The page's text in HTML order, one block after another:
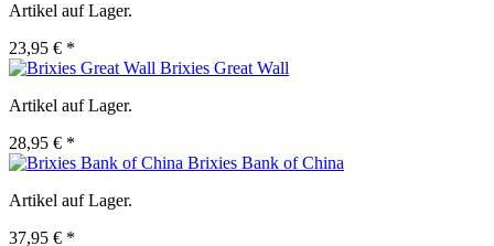
Artikel auf Lager.
23,95 € *
Brixies Great Wall
Artikel auf Lager.
28,95 € *
Brixies Bank of China
Artikel auf Lager.
37,95 € *